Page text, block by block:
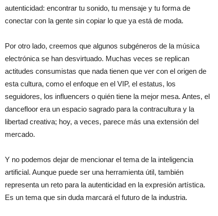
autenticidad: encontrar tu sonido, tu mensaje y tu forma de
conectar con la gente sin copiar lo que ya está de moda.
Por otro lado, creemos que algunos subgéneros de la música
electrónica se han desvirtuado. Muchas veces se replican
actitudes consumistas que nada tienen que ver con el origen de
esta cultura, como el enfoque en el VIP, el estatus, los
seguidores, los influencers o quién tiene la mejor mesa. Antes, el
dancefloor era un espacio sagrado para la contracultura y la
libertad creativa; hoy, a veces, parece más una extensión del
mercado.
Y no podemos dejar de mencionar el tema de la inteligencia
artificial. Aunque puede ser una herramienta útil, también
representa un reto para la autenticidad en la expresión artística.
Es un tema que sin duda marcará el futuro de la industria.